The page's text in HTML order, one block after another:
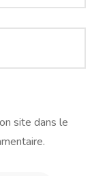
site dans le